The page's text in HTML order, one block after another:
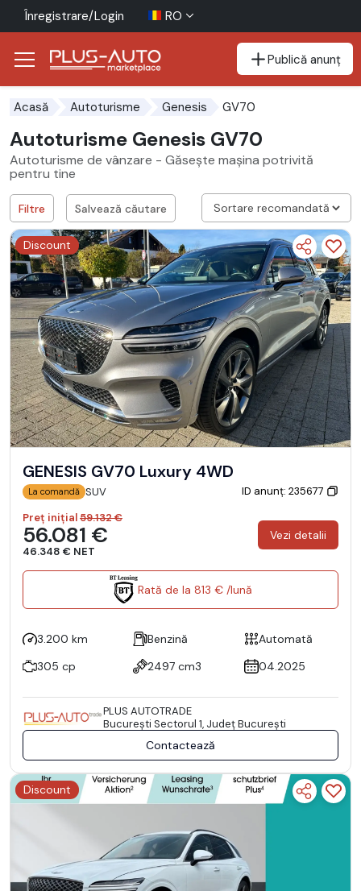
Înregistrare/Login RO
Publică anunț
Acasă Autoturisme Genesis GV70
Autoturisme Genesis GV70
Autoturisme de vânzare - Găsește mașina potrivită
pentru tine
Salvează căutare
Filtre
Discount
GENESIS GV70 Luxury 4WD
La comandă SUV
ID anunț: 235677
Preț inițial59.132 €
56.081 €
46.348 € NET
Vezi detalii
Rată de la 813 € /lună
3.200 km Benzină
Automată
305 cp
2497 cm3 04.2025
PLUS AUTOTRADE
Bucureşti Sectorul 1, Județ București
Contactează
Discount